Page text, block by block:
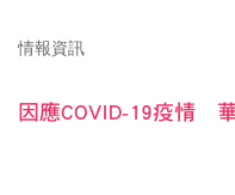
情報資訊
因應COVID-19疫情